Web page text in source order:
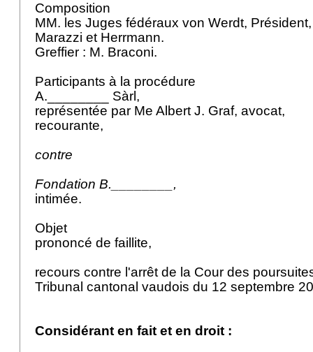
Composition
MM. les Juges fédéraux von Werdt,
Marazzi et Herrmann.
Greffier : M. Braconi.
Participants à la procédure
A.________ Sàrl,
représentée par Me Albert J. Graf, avocat,
recourante,
contre
Fondation B.________,
intimée.
Objet
prononcé de faillite,
recours contre l'arrêt de la Cour des
Tribunal cantonal vaudois du 12 septembre
Considérant en fait et en droit :